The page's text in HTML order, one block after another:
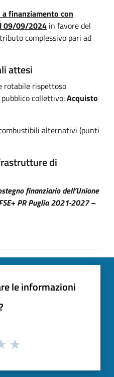
finanziamento con
09/09/2024 in favore del
complessivo pari ad
attesi
rotabile rispettoso
collettivo:Acquisto
alternativi (punti
di
finanziario dell’Unione
PR Puglia 2021-2027 –
le informazioni